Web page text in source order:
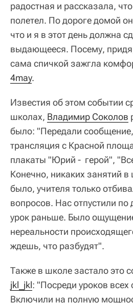
радостная и рассказала,
полетел. По дороге домой
что и я в этот день должна
выдающееся. Посему,
сама спичкой зажгла
4may.
Известия об этом событии
школах, Владимир Соколов
было: "Передали сообщение,
трансляция с Красной
плакаты "Юрий - герой",
Конечно, никаких занятий в
было, учителя только
вопросов. Нас отпустили по
урок раньше. Было
нереальности
ждешь, что разбудят".
Также в школе застало это
jkl_jkl: "Посреди уроков всех
Включили на полную